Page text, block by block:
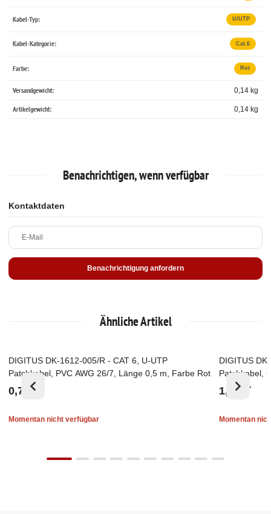
Kabel-Typ: U/UTP
Kabel-Kategorie: Cat.6
Farbe: Rot
Versandgewicht: 0,14 kg
Artikelgewicht: 0,14 kg
Benachrichtigen, wenn verfügbar
Kontaktdaten
E-Mail
Benachrichtigung anfordern
Ähnliche Artikel
Ausverkauft
DIGITUS DK-1612-005/R - CAT 6, U-UTP
Patchkabel, PVC AWG 26/7, Länge 0,5 m, Farbe Rot
0,72 €
Momentan nicht verfügbar
DIGITUS
Patchkabel,
Rot
1,86 € *
Momentan